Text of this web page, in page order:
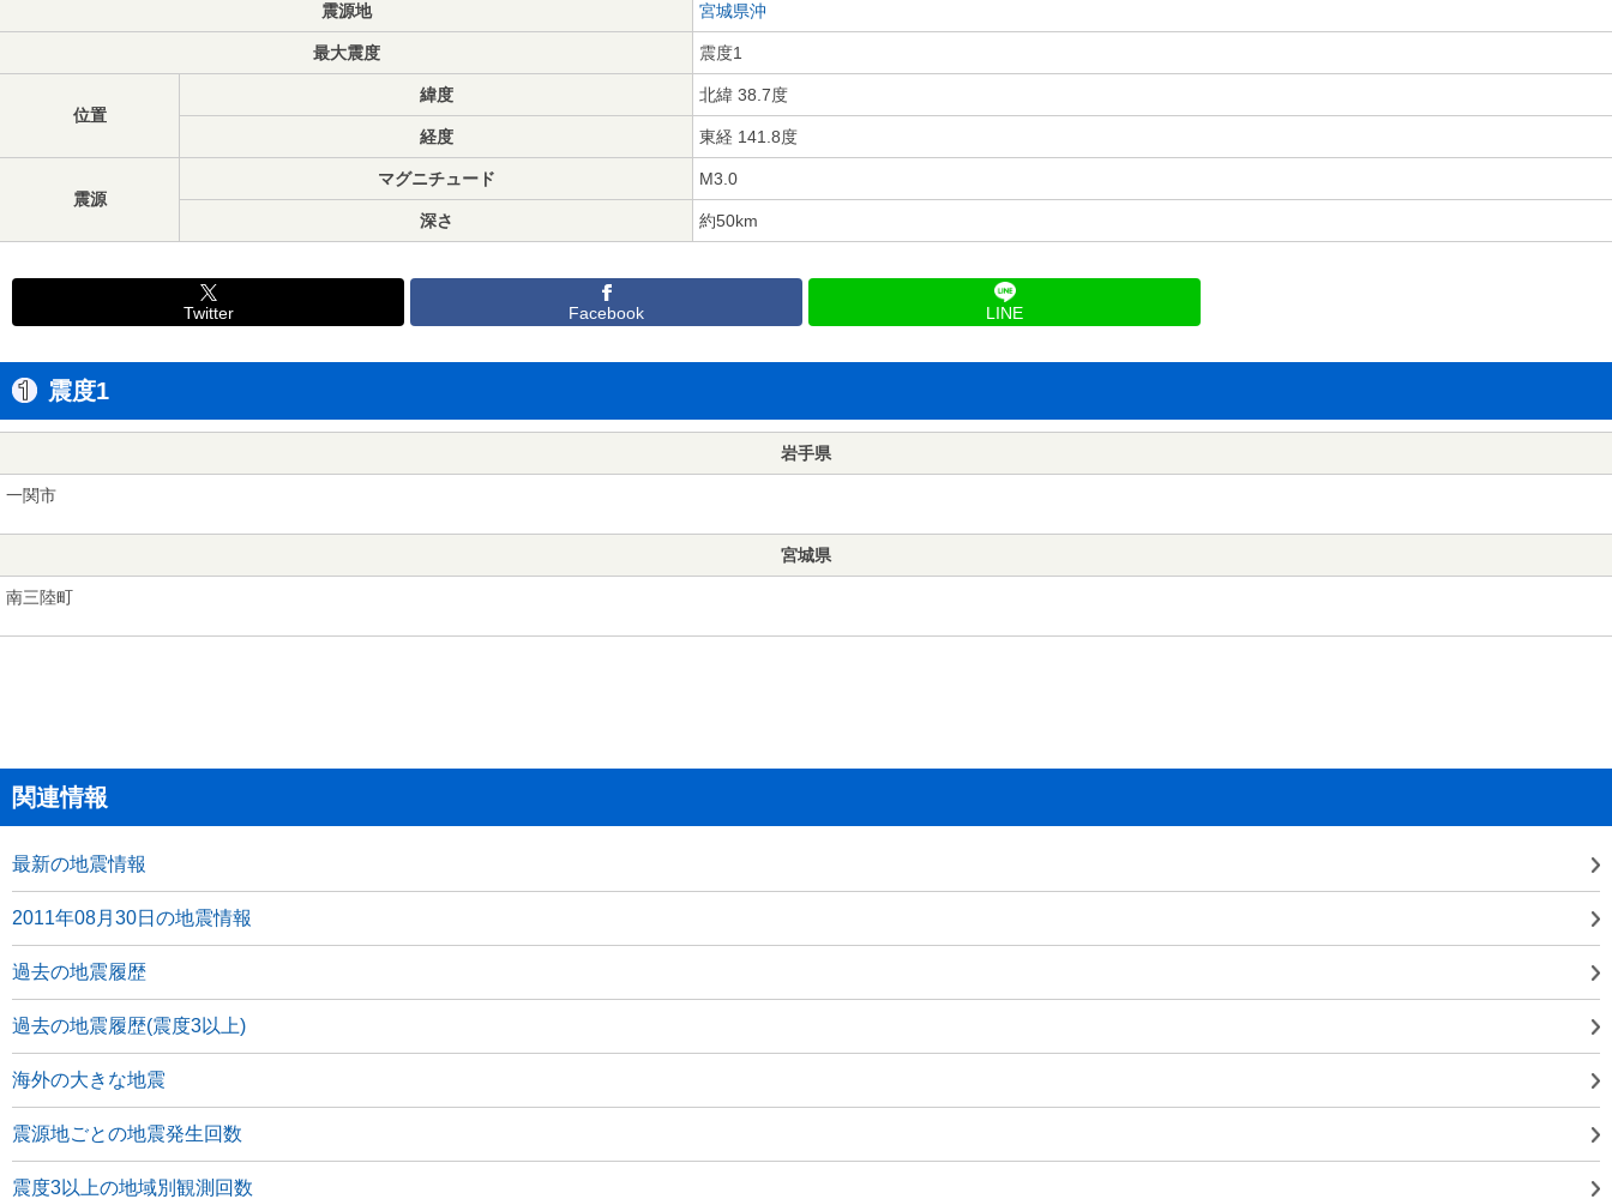
震源地 宮城県沖
最大震度 震度1
位置
緯度 北緯 38.7度
経度 東経 141.8度
震源
マグニチュード M3.0
深さ 約50km
Twitter Facebook LINE
震度1
岩手県
一関市
宮城県
南三陸町
関連情報
最新の地震情報
2011年08月30日の地震情報
過去の地震履歴
過去の地震履歴(震度3以上)
海外の大きな地震
震源地ごとの地震発生回数
震度3以上の地域別観測回数